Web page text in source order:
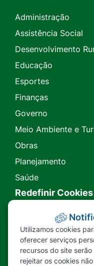
Administração
Assistência Social
Desenvolvimento
Educação
Esportes
Finanças
Governo
Meio Ambiente e
Obras
Planejamento
Saúde
Redefinir Cookies
Transparência
Ouvidoria
SIC
Utilizamos cookies
oferecer serviços
recursos do site
rejeitar os cookies